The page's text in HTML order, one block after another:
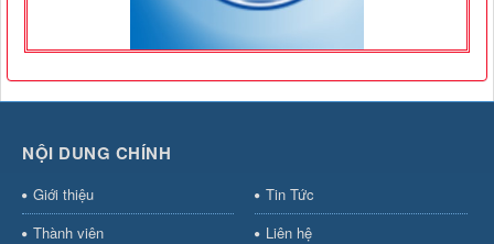
NỘI DUNG CHÍNH
Giới thiệu
Tin Tức
Thành viên
Liên hệ